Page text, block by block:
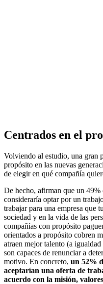
Centrados en el
Volviendo al estudio, una gran
propósito en las nuevas
de elegir en qué compañía
De hecho, afirman que un 49%
consideraría optar por un
trabajar para una empresa que
sociedad y en la vida de las
compañías con propósito
orientados a propósito cobren
atraen mejor talento (a
son capaces de renunciar a
motivo. En concreto, un 52%
aceptarían una oferta de
acuerdo con la misión,